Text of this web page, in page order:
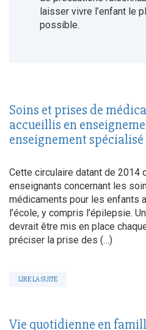
laisser vivre l’enfant le
possible.
Soins et prises de
accueillis en
enseignement spécialisé
Cette circulaire datant de 2014
enseignants concernant les
médicaments pour les enfants
l’école, y compris l’épilepsie.
devrait être mis en place
préciser la prise des (…)
LIRE LA SUITE
Vie quotidienne en